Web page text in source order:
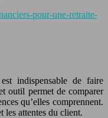
pour-une-retraite-
indispensable de faire
outil permet de comparer
qu’elles comprennent.
les attentes du client.